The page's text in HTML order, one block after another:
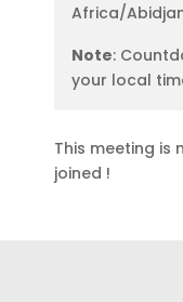
Africa/
Note:
your local
This meeting is
joined !